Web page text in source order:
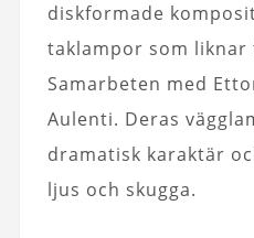
diskformade
taklampor som liknar
Samarbeten med
Aulenti. Deras
dramatisk karaktär
ljus och skugga.